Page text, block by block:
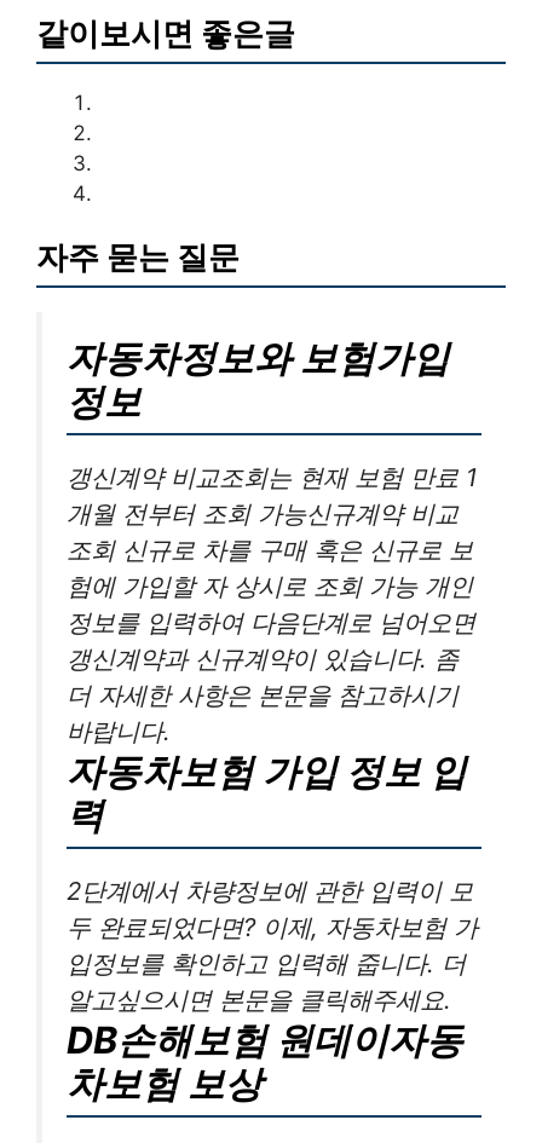
같이보시면 좋은글
자주 묻는 질문
자동차정보와 보험가입
정보
갱신계약 비교조회는 현재 보험 만료 1
개월 전부터 조회 가능신규계약 비교
조회 신규로 차를 구매 혹은 신규로 보
험에 가입할 자 상시로 조회 가능 개인
정보를 입력하여 다음단계로 넘어오면
갱신계약과 신규계약이 있습니다. 좀
더 자세한 사항은 본문을 참고하시기
바랍니다.
자동차보험 가입 정보 입
력
2단계에서 차량정보에 관한 입력이 모
두 완료되었다면? 이제, 자동차보험 가
입정보를 확인하고 입력해 줍니다. 더
알고싶으시면 본문을 클릭해주세요.
DB손해보험 원데이자동
차보험 보상